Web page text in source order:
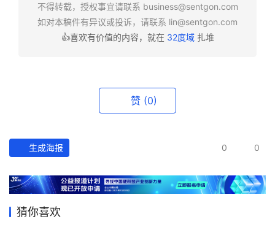
产
经
数
不得转载，授权事宜请联系 business@sentgon.com
如对本稿件有异议或投诉，请联系 lin@sentgon.com
👍喜欢有价值的内容，就在 32度域扎堆
赞 (0)
生成海报 0 0
猜你喜欢